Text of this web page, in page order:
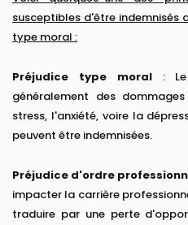
susceptibles d'être indemnisés
type moral :
Préjudice type moral: Le
généralement des
stress, l'anxiété, voire la
peuvent être indemnisées.
Préjudice d'ordre
impacter la carrière
traduire par une perte